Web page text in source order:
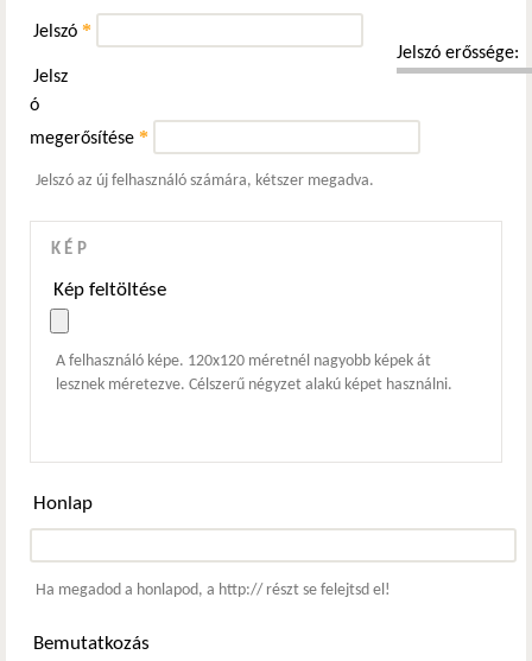
Jelszó erőssége:
Jelszó *
Jelsz
ó
megerősítése *
Jelszó az új felhasználó számára, kétszer megadva.
KÉP
Kép feltöltése
A felhasználó képe. 120x120 méretnél nagyobb képek át
lesznek méretezve. Célszerű négyzet alakú képet használni.
Honlap
Ha megadod a honlapod, a http:// részt se felejtsd el!
Bemutatkozás